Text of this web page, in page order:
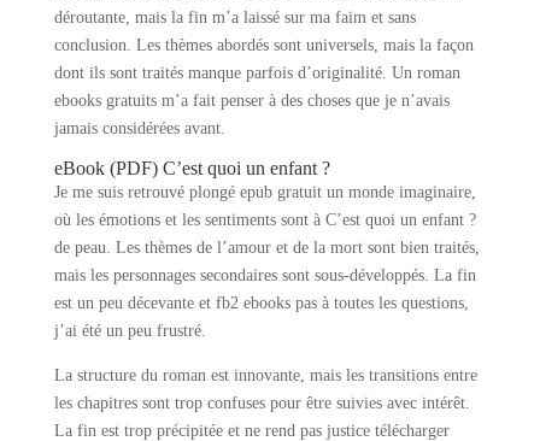
déroutante, mais la fin m’a laissé sur ma faim et sans
conclusion. Les thèmes abordés sont universels, mais la façon
dont ils sont traités manque parfois d’originalité. Un roman
ebooks gratuits m’a fait penser à des choses que je n’avais
jamais considérées avant.
eBook (PDF) C’est quoi un enfant ?
Je me suis retrouvé plongé epub gratuit un monde imaginaire,
où les émotions et les sentiments sont à C’est quoi un enfant ?
de peau. Les thèmes de l’amour et de la mort sont bien traités,
mais les personnages secondaires sont sous-développés. La fin
est un peu décevante et fb2 ebooks pas à toutes les questions,
j’ai été un peu frustré.
La structure du roman est innovante, mais les transitions entre
les chapitres sont trop confuses pour être suivies avec intérêt.
La fin est trop précipitée et ne rend pas justice télécharger